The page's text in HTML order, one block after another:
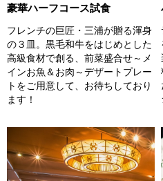
豪華ハーフコース試食
フレンチの巨匠・三浦が贈る渾身
の３皿。黒毛和牛をはじめとした
高級食材で創る、前菜盛合せ～メ
インお魚＆お肉～デザートプレー
トをご用意して、お待ちしており
ます！